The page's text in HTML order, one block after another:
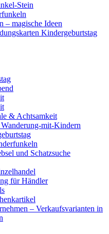
Stein
– magische Ideen
Kindergeburtstag
& Achtsamkeit
mit-Kindern
und Schatzsuche
für Händler
– Verkaufsvarianten in